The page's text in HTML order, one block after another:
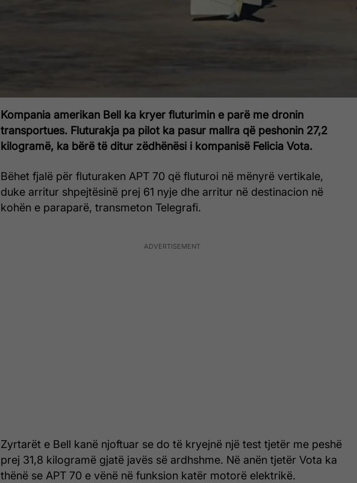
Kompania amerikan Bell ka kryer fluturimin e parë me dronin
transportues. Fluturakja pa pilot ka pasur mallra që peshonin 27,2
kilogramë, ka bërë të ditur zëdhënësi i kompanisë Felicia Vota.
Bëhet fjalë për fluturaken APT 70 që fluturoi në mënyrë vertikale,
duke arritur shpejtësinë prej 61 nyje dhe arritur në destinacion në
kohën e paraparë, transmeton Telegrafi.
Zyrtarët e Bell kanë njoftuar se do të kryejnë një test tjetër me peshë
prej 31,8 kilogramë gjatë javës së ardhshme. Në anën tjetër Vota ka
thënë se APT 70 e vënë në funksion katër motorë elektrikë.